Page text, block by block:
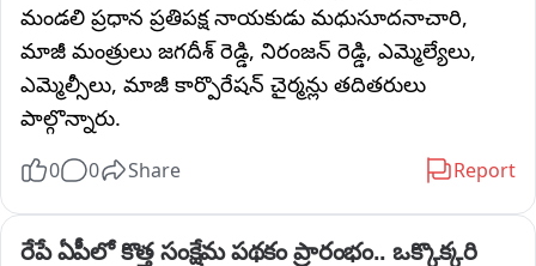
మండలి ప్రధాన ప్రతిపక్ష నాయకుడు మధుసూదనాచారి,
మాజీ మంత్రులు జగదీశ్ రెడ్డి, నిరంజన్ రెడ్డి, ఎమ్మెల్యేలు,
ఎమ్మెల్సీలు, మాజీ కార్పొరేషన్ చైర్మన్లు తదితరులు
పాల్గొన్నారు.
0 0 Share Report
రేపే ఏపీలో కొత్త సంక్షేమ పథకం ప్రారంభం.. ఒక్కొక్కరి